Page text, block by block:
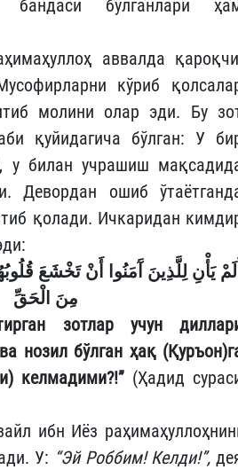
бандаси бўлганлари
аввалда
кўриб
молини олар эди. Бу
қуйидагича бўлган: У
у билан учрашиш
Девордан ошиб
қолади. Ичкаридан
مِنَ الْحَقِّ
зотлар учун
нозил бўлган ҳақ
келмадими?!” (Ҳадид
ибн Иёз
У: “Эй Роббим! Келди!”,